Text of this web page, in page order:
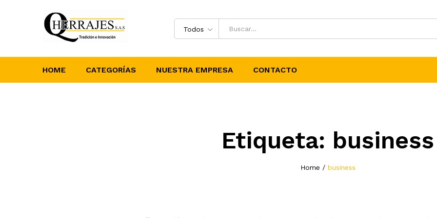
Todos
HOME CATEGORÍAS NUESTRA EMPRESA CONTACTO
Etiqueta: business
Home / business